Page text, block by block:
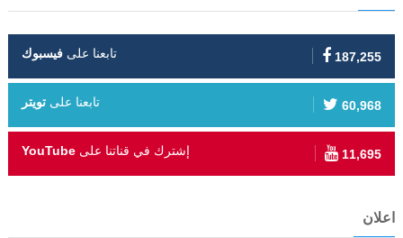
187,255 تابعنا علىفيسبوك
60,968 تابعنا علىتويتر
11,695 إشترك في قناتنا علىYouTube
اعلان